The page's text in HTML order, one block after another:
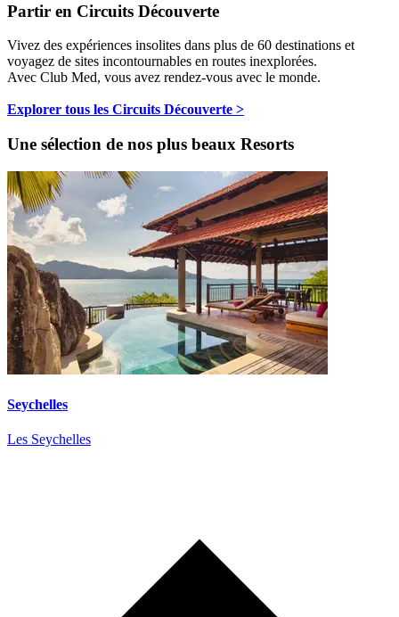
Partir en Circuits Découverte
Vivez des expériences insolites dans plus de 60 destinations et
voyagez de sites incontournables en routes inexplorées.
Avec Club Med, vous avez rendez-vous avec le monde.
Explorer tous les Circuits Découverte >
Une sélection de nos plus beaux Resorts
Seychelles
Les Seychelles